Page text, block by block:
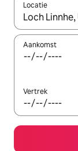
Locatie
Wanneer er
Aankomst
Vertrek